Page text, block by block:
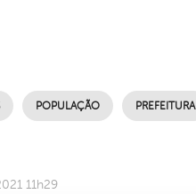
POPULAÇÃO PREFEITURA
11h29